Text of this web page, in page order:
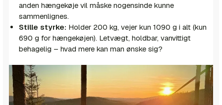
anden hængekøje vil måske nogensinde kunne
sammenlignes.
Stille styrke: Holder 200 kg, vejer kun 1090 g i alt (kun
690 g for hængekøjen). Letvægt, holdbar, vanvittigt
behagelig – hvad mere kan man ønske sig?